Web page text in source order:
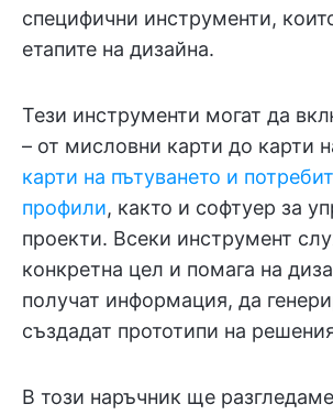
специфични инструменти,
етапите на дизайна.
Тези инструменти могат да
– от мисловни карти до карти
карти на пътуването и
профили, както и софтуер за
проекти. Всеки инструмент
конкретна цел и помага на
получат информация, да
създадат прототипи на
В този наръчник ще